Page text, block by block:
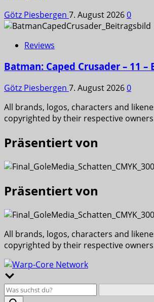
Götz Piesbergen 7. August 20260
Reviews
Batman: Caped Crusader – 11
Götz Piesbergen 7. August 20260
All brands, logos, characters and
copyrighted by their respective
Präsentiert von
Präsentiert von
All brands, logos, characters and
copyrighted by their respective